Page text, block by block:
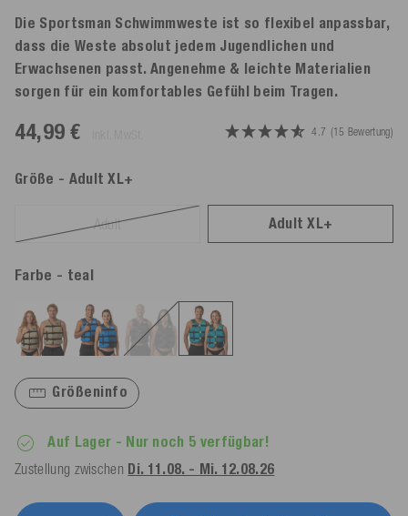
Die Sportsman Schwimmweste ist so flexibel anpassbar,
dass die Weste absolut jedem Jugendlichen und
Erwachsenen passt. Angenehme & leichte Materialien
sorgen für ein komfortables Gefühl beim Tragen.
44,99 € 4.7 (15 Bewertung)
Größe - Adult XL+
Adult Adult XL+
Farbe - teal
Größeninfo
Auf Lager - Nur noch 5 verfügbar!
Zustellung zwischen Di. 11.08. - Mi. 12.08.26